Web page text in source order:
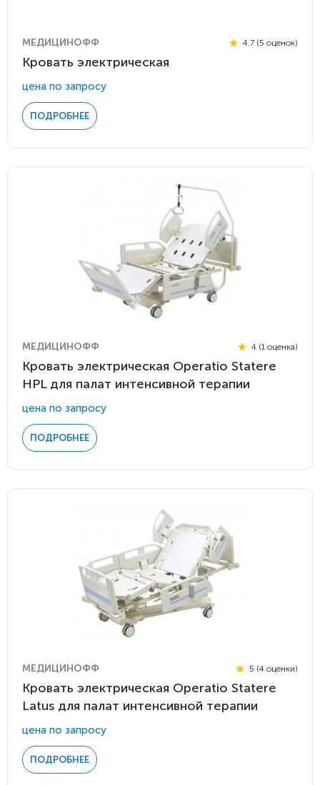
МЕДИЦИНОФФ 4.7 (5 оценок)
Кровать электрическая
цена по запросу
ПОДРОБНЕЕ
МЕДИЦИНОФФ 4 (1 оценка)
Кровать электрическая Operatio Statere
HPL для палат интенсивной терапии
цена по запросу
ПОДРОБНЕЕ
МЕДИЦИНОФФ 5 (4 оценки)
Кровать электрическая Operatio Statere
Latus для палат интенсивной терапии
цена по запросу
ПОДРОБНЕЕ